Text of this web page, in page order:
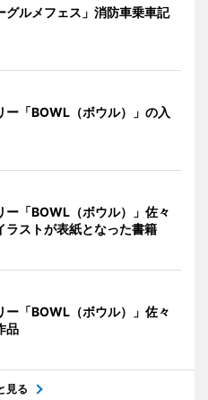
グルメフェス」消防車乗車記
ー「BOWL（ボウル）」の入
ー「BOWL（ボウル）」佐々
ラストが表紙となった書籍
ー「BOWL（ボウル）」佐々
品
見る